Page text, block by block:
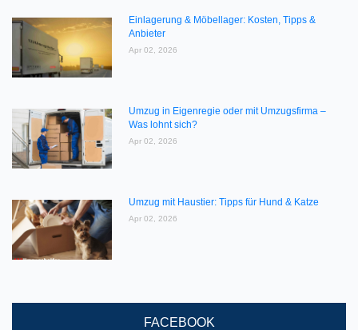
Einlagerung & Möbellager: Kosten, Tipps &
Anbieter
Apr 02, 2026
Umzug in Eigenregie oder mit Umzugsfirma –
Was lohnt sich?
Apr 02, 2026
Umzug mit Haustier: Tipps für Hund & Katze
Apr 02, 2026
FACEBOOK